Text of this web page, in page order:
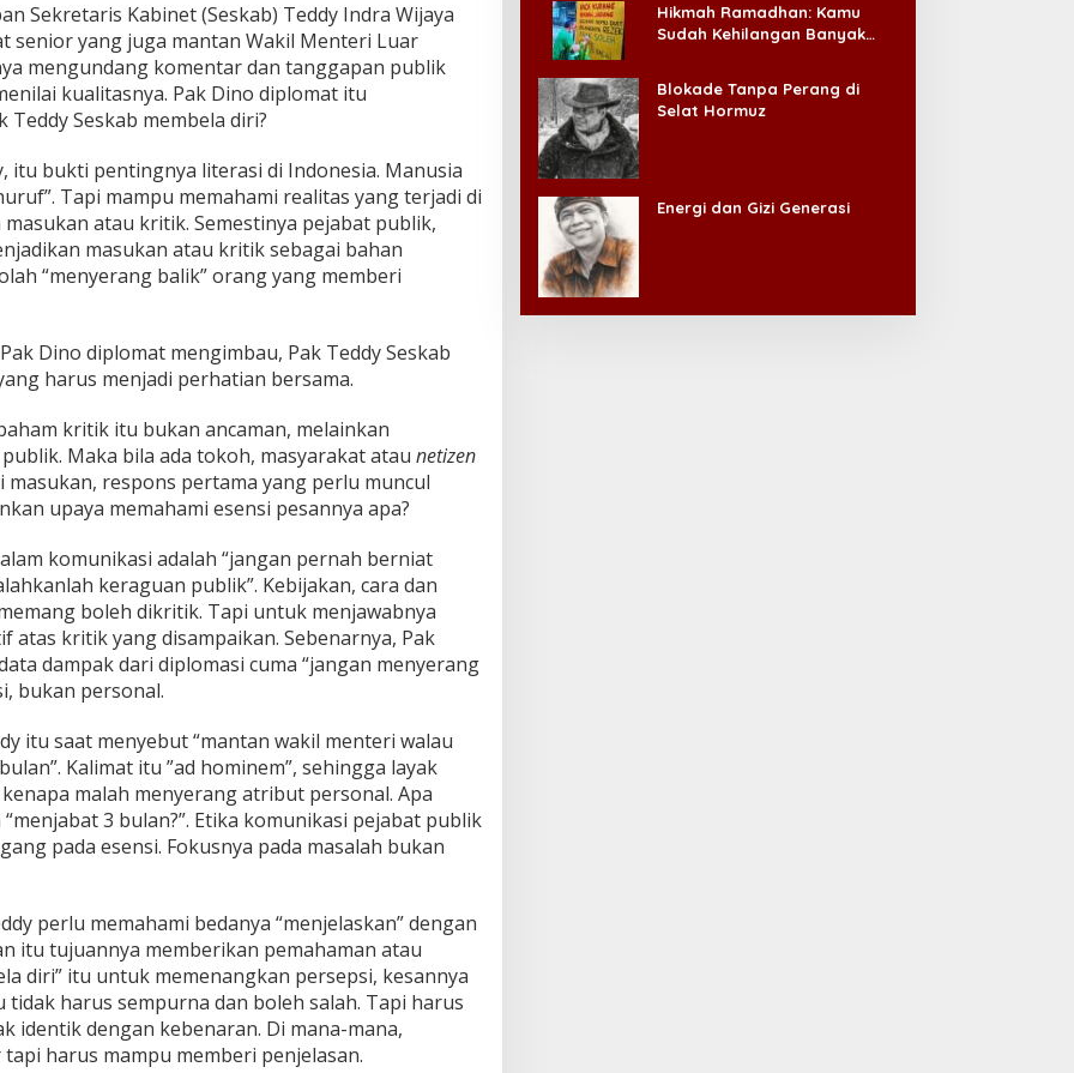
Sekretaris Kabinet (Seskab) Teddy Indra Wijaya
senior yang juga mantan Wakil Menteri Luar
mengundang komentar dan tanggapan publik
kualitasnya. Pak Dino diplomat itu
Seskab membela diri?
itu bukti pentingnya literasi di Indonesia. Manusia
Tapi mampu memahami realitas yang terjadi di
atau kritik. Semestinya pejabat publik,
masukan atau kritik sebagai bahan
“menyerang balik” orang yang memberi
Dino diplomat mengimbau, Pak Teddy Seskab
harus menjadi perhatian bersama.
kritik itu bukan ancaman, melainkan
Maka bila ada tokoh, masyarakat atau netizen
respons pertama yang perlu muncul
upaya memahami esensi pesannya apa?
komunikasi adalah “jangan pernah berniat
keraguan publik”. Kebijakan, cara dan
boleh dikritik. Tapi untuk menjawabnya
atas kritik yang disampaikan. Sebenarnya, Pak
dampak dari diplomasi cuma “jangan menyerang
bukan personal.
itu saat menyebut “mantan wakil menteri walau
Kalimat itu ”ad hominem”, sehingga layak
malah menyerang atribut personal. Apa
3 bulan?”. Etika komunikasi pejabat publik
pada esensi. Fokusnya pada masalah bukan
perlu memahami bedanya “menjelaskan” dengan
itu tujuannya memberikan pemahaman atau
diri” itu untuk memenangkan persepsi, kesannya
harus sempurna dan boleh salah. Tapi harus
identik dengan kebenaran. Di mana-mana,
harus mampu memberi penjelasan.
Hikmah Ramadhan: Kamu
Sudah Kehilangan Banyak
Blokade Tanpa Perang di
Selat Hormuz
Energi dan Gizi Generasi